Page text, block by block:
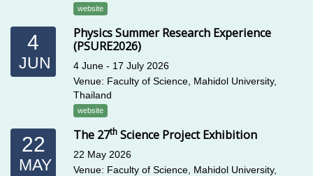
website
4
JUN
Physics Summer Research Experience
(PSURE2026)
4 June - 17 July 2026
Venue: Faculty of Science, Mahidol University,
Thailand
website
22
MAY
The 27th Science Project Exhibition
22 May 2026
Venue: Faculty of Science, Mahidol University,